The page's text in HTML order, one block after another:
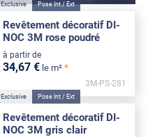
Exclusive Pose Int / Ext
Revêtement décoratif DI-
NOC 3M rose poudré
à partir de
34,67 € le m² *
3M-PS-281
Exclusive Pose Int / Ext
Revêtement décoratif DI-
NOC 3M gris clair